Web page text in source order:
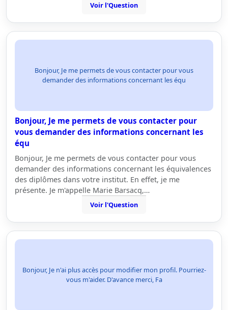
Voir l'Question
Bonjour, Je me permets de vous contacter pour vous
demander des informations concernant les équ
Bonjour, Je me permets de vous contacter pour
vous demander des informations concernant les
équ
Bonjour, Je me permets de vous contacter pour vous
demander des informations concernant les équivalences
des diplômes dans votre institut. En effet, je me
présente. Je m'appelle Marie Barsacq,…
Voir l'Question
Bonjour, Je n'ai plus accès pour modifier mon profil. Pourriez-
vous m'aider. D'avance merci, Fa